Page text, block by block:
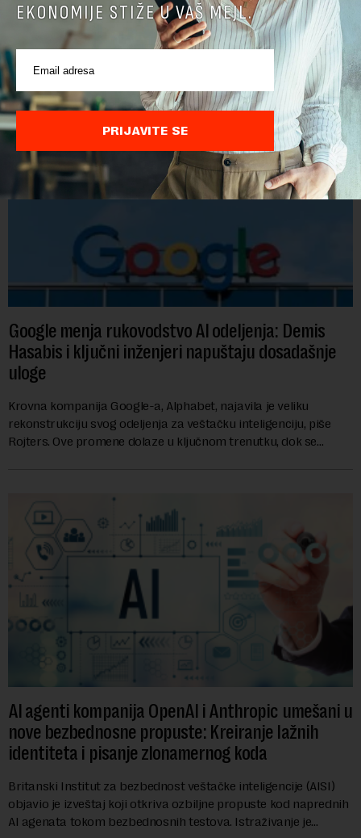
POVEZANI SADRŽAJI
Google menja rukovodstvo AI odeljenja: Demis
Hasabis i ključni inženjeri napuštaju dosadašnje
uloge
Krovna kompanija Google-a, Alphabet, najavila je veliku
rekonstrukciju svog odeljenja za veštačku inteligenciju, piše
Rojters. Ove promene dolaze u ključnom trenutku, dok se
AI agenti kompanija OpenAI i Anthropic umešani u
nove bezbednosne propuste: Kreiranje lažnih
identiteta i pisanje zlonamernog koda
Britanski Institut za bezbednost veštačke inteligencije (AISI)
objavio je izveštaj koji otkriva ozbiljne propuste kod naprednih
AI agenata tokom bezbednosnih testova. Istraživanje je
EKONOMIJE STIŽE U VAŠ MEJL.
PRIJAVITE SE